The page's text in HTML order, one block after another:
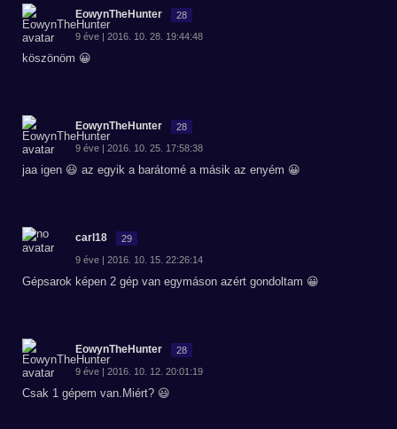
EowynTheHunter 28
9 éve | 2016. 10. 28. 19:44:48
köszönöm 😀
EowynTheHunter 28
9 éve | 2016. 10. 25. 17:58:38
jaa igen 😃 az egyik a barátomé a másik az enyém 😀
carl18 29
9 éve | 2016. 10. 15. 22:26:14
Gépsarok képen 2 gép van egymáson azért gondoltam 😀
EowynTheHunter 28
9 éve | 2016. 10. 12. 20:01:19
Csak 1 gépem van.Miért? 😃